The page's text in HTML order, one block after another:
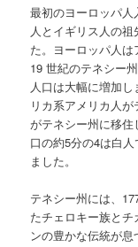
最初のヨーロッパ
人とイギリス人の
た。ヨーロッパ人は
19 世紀のテネシー
人口は大幅に増加
リカ系アメリカ人
がテネシー州に移住
口の約5分の4は白
ました。
テネシー州には、
たチェロキー族と
ンの豊かな伝統が